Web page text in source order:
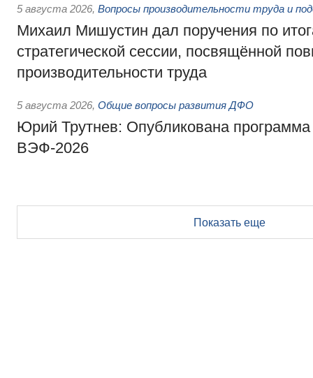
5 августа 2026, Вопросы производительности труда и
Михаил Мишустин дал поручения по
стратегической сессии, посвящённой
производительности труда
5 августа 2026, Общие вопросы развития ДФО
Юрий Трутнев: Опубликована
ВЭФ-2026
Показать еще